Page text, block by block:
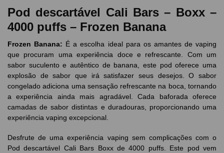
Pod descartável Cali Bars – Boxx –
4000 puffs – Frozen Banana
Frozen Banana: É a escolha ideal para os amantes de vaping
que procuram uma experiência doce e refrescante. Com um
sabor suculento e autêntico de banana, este pod oferece uma
explosão de sabor que irá satisfazer seus desejos. O sabor
congelado adiciona uma sensação refrescante na boca, tornando
a experiência ainda mais agradável. Cada baforada oferece
camadas de sabor distintas e duradouras, proporcionando uma
experiência vaping excepcional.
Desfrute de uma experiência vaping sem complicações com o
Pod descartável Cali Bars Boxx de 4000 puffs. Este pod vem